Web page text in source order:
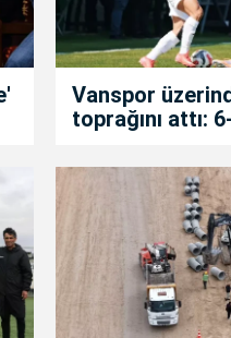
Vanspor
toprağını attı: